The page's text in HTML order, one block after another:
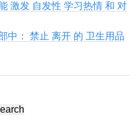
激发 自发性 学习热情 和 对
中： 禁止 离开 的 卫生用品